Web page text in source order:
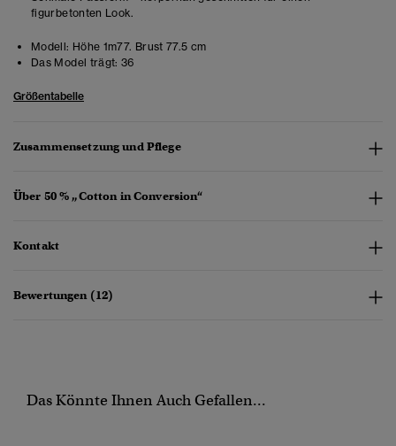
figurbetonten Look.
Modell: Höhe 1m77. Brust 77.5 cm
Das Model trägt: 36
Größentabelle
Zusammensetzung und Pflege
Über 50 % „Cotton in Conversion“
Kontakt
Bewertungen (12)
Das Könnte Ihnen Auch Gefallen...